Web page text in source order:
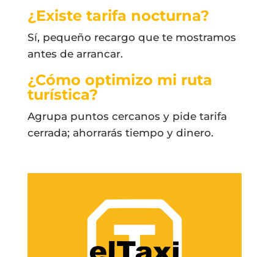
¿Existe tarifa nocturna?
Sí, pequeño recargo que te mostramos
antes de arrancar.
¿Cómo optimizo mi ruta
turística?
Agrupa puntos cercanos y pide tarifa
cerrada; ahorrarás tiempo y dinero.